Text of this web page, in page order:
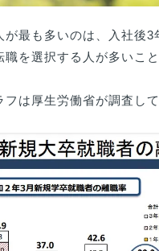
が最も多いのは、入社後
職を選択する人が多いこ
フは厚生労働省が調査し